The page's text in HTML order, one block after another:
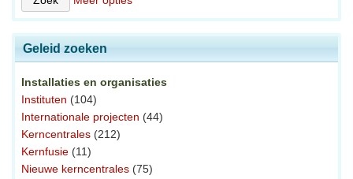
Geleid zoeken
Installaties en organisaties
Instituten (104)
Internationale projecten (44)
Kerncentrales (212)
Kernfusie (11)
Nieuwe kerncentrales (75)